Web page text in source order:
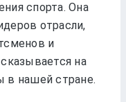
спорта. Она
отрасли,
и
на
в нашей стране.